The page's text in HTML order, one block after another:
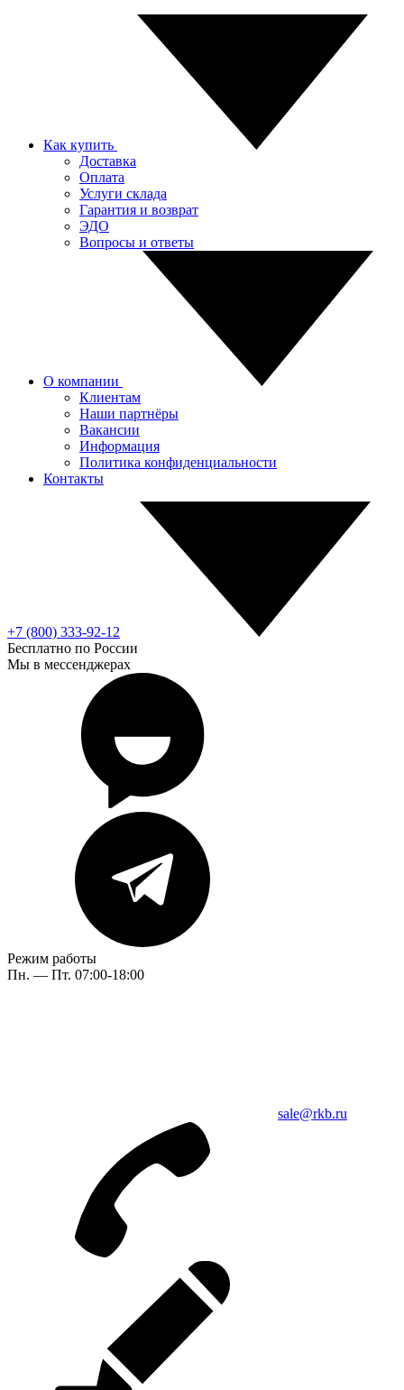
Как купить
Доставка
Оплата
Услуги склада
Гарантия и возврат
ЭДО
Вопросы и ответы
О компании
Клиентам
Наши партнёры
Вакансии
Информация
Политика конфиденциальности
Контакты
+7 (800) 333-92-12
Бесплатно по России
Мы в мессенджерах
Режим работы
Пн. — Пт. 07:00-18:00
sale@rkb.ru